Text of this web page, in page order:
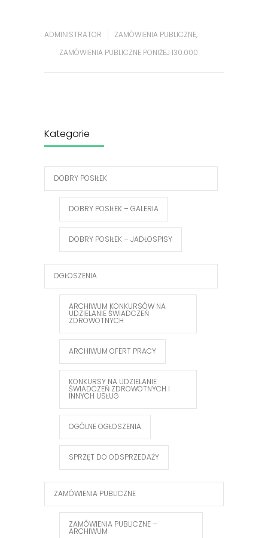
ADMINISTRATOR ZAMÓWIENIA PUBLICZNE,
ZAMÓWIENIA PUBLICZNE PONIŻEJ 130.000
Kategorie
DOBRY POSIŁEK
DOBRY POSIŁEK – GALERIA
DOBRY POSIŁEK – JADŁOSPISY
OGŁOSZENIA
ARCHIWUM KONKURSÓW NA
UDZIELANIE ŚWIADCZEŃ
ZDROWOTNYCH
ARCHIWUM OFERT PRACY
KONKURSY NA UDZIELANIE
ŚWIADCZEŃ ZDROWOTNYCH I
INNYCH USŁUG
OGÓLNE OGŁOSZENIA
SPRZĘT DO ODSPRZEDAŻY
ZAMÓWIENIA PUBLICZNE
ZAMÓWIENIA PUBLICZNE –
ARCHIWUM